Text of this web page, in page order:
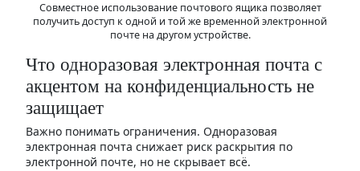
Совместное использование почтового ящика позволяет
получить доступ к одной и той же временной электронной
почте на другом устройстве.
Что одноразовая электронная почта с
акцентом на конфиденциальность не
защищает
Важно понимать ограничения. Одноразовая
электронная почта снижает риск раскрытия по
электронной почте, но не скрывает всё.